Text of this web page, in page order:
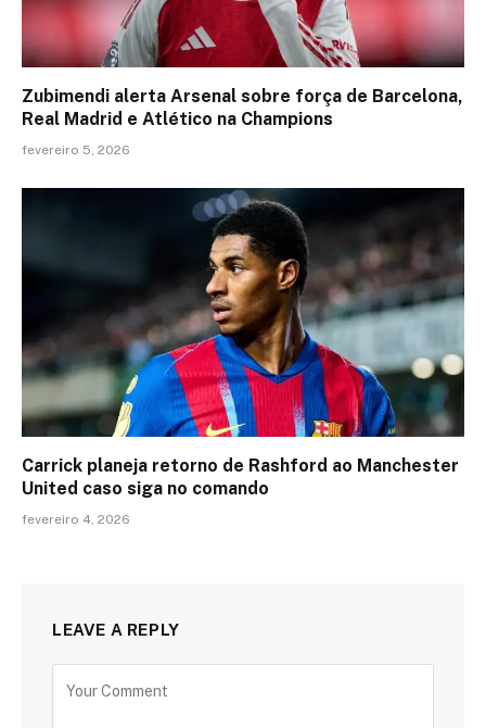
Zubimendi alerta Arsenal sobre força de Barcelona,
Real Madrid e Atlético na Champions
fevereiro 5, 2026
Carrick planeja retorno de Rashford ao Manchester
United caso siga no comando
fevereiro 4, 2026
LEAVE A REPLY